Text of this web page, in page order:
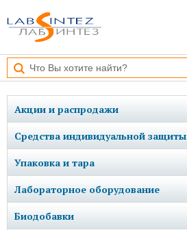
Акции и распродажи
Средства индивидуальной защиты
Упаковка и тара
Лабораторное оборудование
Биодобавки